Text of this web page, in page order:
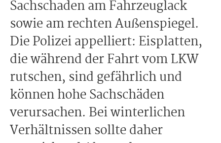
Sachschaden am Fahrzeuglack
sowie am rechten Außenspiegel.
Die Polizei appelliert: Eisplatten,
die während der Fahrt vom LKW
rutschen, sind gefährlich und
können hohe Sachschäden
verursachen. Bei winterlichen
Verhältnissen sollte daher